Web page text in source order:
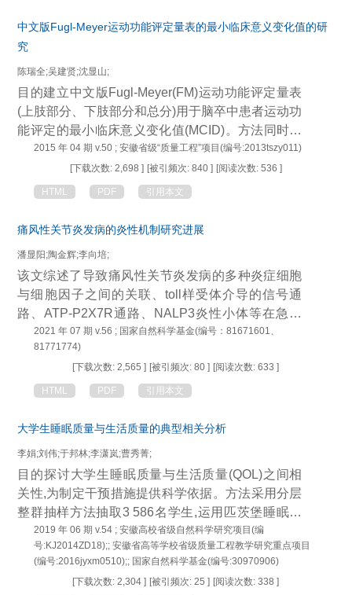
中文版Fugl-Meyer运动功能评定量表的最小临床意义变化值的研
究
陈瑞全;吴建贤;沈显山;
目的建立中文版Fugl-Meyer(FM)运动功能评定量表
(上肢部分、下肢部分和总分)用于脑卒中患者运动功
能评定的最小临床意义变化值(MCID)。方法同时使
用校标法和分布法来确定中文版FM运动功能评定量
表的MCID。结果中文版FM运动功能评定量表(上肢
部分、下肢部分、总分)的组内重测信度分别为0.99
2和0.990,MCID分别为4.58、3.31和6.0。结论通过
有助于临床和科研工作人员识别中文版FM运动功能
评定量表用于脑卒中患者运动功能疗效评定的变化
值的真实性,能够确定是否符合临床意义的变化。
2015 年 04 期 v.50 ; 安徽省级“质量工程”项目(编号:2013tszy011)
[下载次数: 2,698 ] [被引频次: 840 ] [阅读次数: 536 ]
HTML PDF 引用本文
痛风性关节炎发病的炎性机制研究进展
潘显阳;陶金辉;李向培;
该文综述了导致痛风性关节炎发病的多种炎症细胞
与细胞因子之间的关联、toll样受体介导的信号通
路、ATP-P2X7R通路、NALP3炎性小体等在急性
痛风性关节炎发病过程中的重要作用,急性炎症缓解
的分子机制及秋水仙碱抑制炎症信号通路的新机制,
为未来治疗急性痛风性关节炎提供了新依据。
2021 年 07 期 v.56 ; 国家自然科学基金(编号：81671601、
81771774)
[下载次数: 2,565 ] [被引频次: 80 ] [阅读次数: 633 ]
HTML PDF 引用本文
大学生睡眠质量与生活质量的典型相关分析
李娟;刘伟;于邦林;李潇岚;曹秀菁;
目的探讨大学生睡眠质量与生活质量(QOL)之间相
关性,为制定干预措施提供科学依据。方法采用分层
整群抽样方法抽取3 586名学生,运用匹茨堡睡眠量
表(PSQI)和健康调查简表(SF-36)分别对大学生睡眠
质量和QOL进行评估。结果 QOL领域一般健康状况
得分男生高于女生(t=2.53,P<0.01),社会功能得分女
生高于男生(t=-6.79,P<0.001),其余各维度得分男女
2019 年 06 期 v.54 ; 安徽高校省级自然科学研究项目(编
号:KJ2014ZD18);; 安徽省高等学校省级质量工程教学研究重点项目
(编号:2016jyxm0510);; 国家自然科学基金(编号:30970906)
[下载次数: 2,304 ] [被引频次: 25 ] [阅读次数: 338 ]